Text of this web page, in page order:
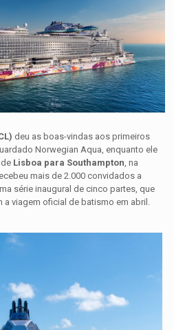
deu as boas-vindas aos primeiros
Norwegian Aqua, enquanto ele
Lisboa para Southampton, na
mais de 2.000 convidados a
série inaugural de cinco partes, que
a viagem oficial de batismo em abril.